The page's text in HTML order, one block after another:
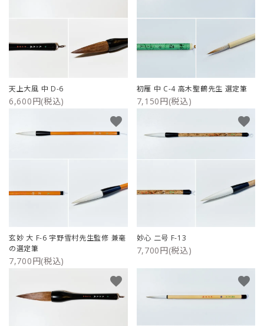
天上大風 中 D-6
6,600円(税込)
初雁 中 C-4 高木聖鶴先生 選定筆
7,150円(税込)
玄妙 大 F-6 宇野雪村先生監修 兼毫
の選定筆
7,700円(税込)
favorite
妙心 二号 F-13
7,700円(税込)
favorite
favorite favorite